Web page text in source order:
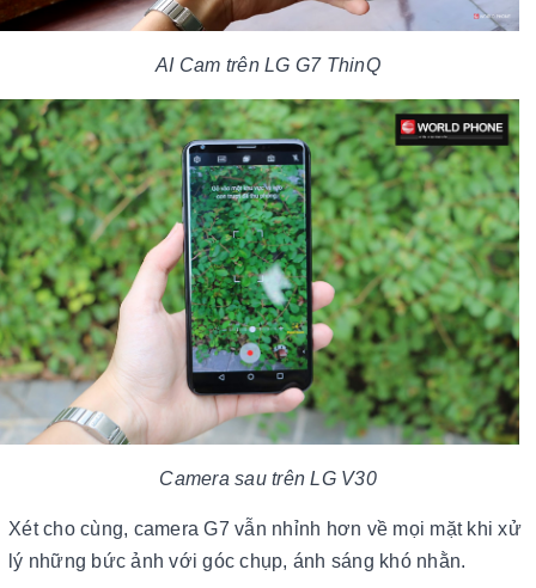
AI Cam trên LG G7 ThinQ
Camera sau trên LG V30
Xét cho cùng, camera G7 vẫn nhỉnh hơn về mọi mặt khi xử
lý những bức ảnh với góc chụp, ánh sáng khó nhằn.